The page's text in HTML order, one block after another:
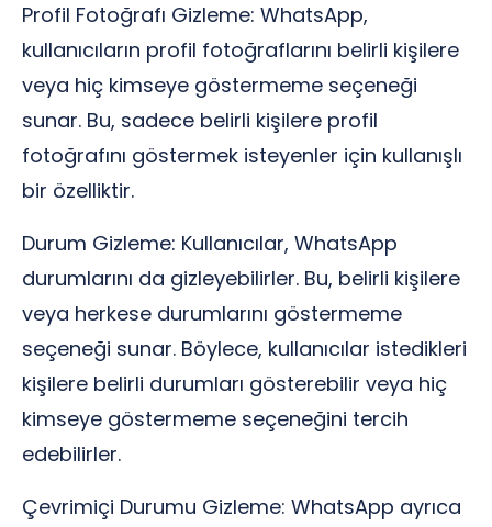
Profil Fotoğrafı Gizleme: WhatsApp,
kullanıcıların profil fotoğraflarını belirli kişilere
veya hiç kimseye göstermeme seçeneği
sunar. Bu, sadece belirli kişilere profil
fotoğrafını göstermek isteyenler için kullanışlı
bir özelliktir.
Durum Gizleme: Kullanıcılar, WhatsApp
durumlarını da gizleyebilirler. Bu, belirli kişilere
veya herkese durumlarını göstermeme
seçeneği sunar. Böylece, kullanıcılar istedikleri
kişilere belirli durumları gösterebilir veya hiç
kimseye göstermeme seçeneğini tercih
edebilirler.
Çevrimiçi Durumu Gizleme: WhatsApp ayrıca